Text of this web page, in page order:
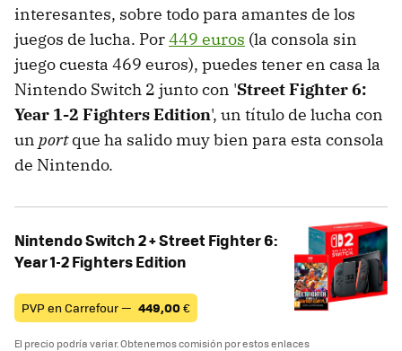
interesantes, sobre todo para amantes de los
juegos de lucha. Por449 euros (la consola sin
juego cuesta 469 euros), puedes tener en casa la
Nintendo Switch 2 junto con 'Street Fighter 6:
Year 1-2 Fighters Edition', un título de lucha con
un portque ha salido muy bien para esta consola
de Nintendo.
Nintendo Switch 2 + Street Fighter 6:
Year 1-2 Fighters Edition
PVP en Carrefour — 449,00€
El precio podría variar. Obtenemos comisión por estos enlaces